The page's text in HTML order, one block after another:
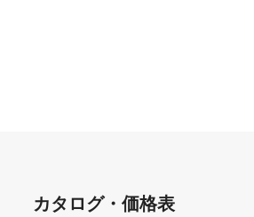
カタログ・価格表